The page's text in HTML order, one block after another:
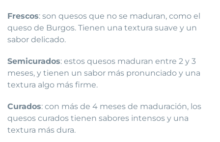
Frescos: son quesos que no se maduran, como el
queso de Burgos. Tienen una textura suave y un
sabor delicado.
Semicurados: estos quesos maduran entre 2 y 3
meses, y tienen un sabor más pronunciado y una
textura algo más firme.
Curados: con más de 4 meses de maduración, los
quesos curados tienen sabores intensos y una
textura más dura.